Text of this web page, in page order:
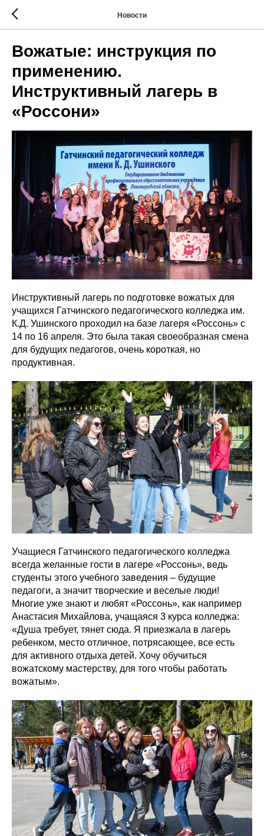
Новости
Вожатые: инструкция по
применению.
Инструктивный лагерь в
«Россони»
Инструктивный лагерь по подготовке вожатых для
учащихся Гатчинского педагогического колледжа им.
К.Д. Ушинского проходил на базе лагеря «Россонь» с
14 по 16 апреля. Это была такая своеобразная смена
для будущих педагогов, очень короткая, но
продуктивная.
Учащиеся Гатчинского педагогического колледжа
всегда желанные гости в лагере «Россонь», ведь
студенты этого учебного заведения – будущие
педагоги, а значит творческие и веселые люди!
Многие уже знают и любят «Россонь», как например
Анастасия Михайлова, учащаяся 3 курса колледжа:
«Душа требует, тянет сюда. Я приезжала в лагерь
ребенком, место отличное, потрясающее, все есть
для активного отдыха детей. Хочу обучиться
вожатскому мастерству, для того чтобы работать
вожатым».